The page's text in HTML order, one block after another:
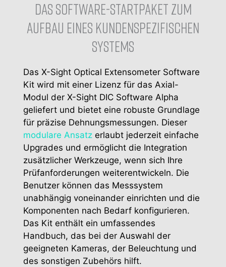
DAS SOFTWARE-STARTPAKET ZUM
AUFBAU EINES KUNDENSPEZIFISCHEN
SYSTEMS
Das X-Sight Optical Extensometer Software
Kit wird mit einer Lizenz für das Axial-
Modul der X-Sight DIC Software Alpha
geliefert und bietet eine robuste Grundlage
für präzise Dehnungsmessungen. Dieser
modulare Ansatz erlaubt jederzeit einfache
Upgrades und ermöglicht die Integration
zusätzlicher Werkzeuge, wenn sich Ihre
Prüfanforderungen weiterentwickeln. Die
Benutzer können das Messsystem
unabhängig voneinander einrichten und die
Komponenten nach Bedarf konfigurieren.
Das Kit enthält ein umfassendes
Handbuch, das bei der Auswahl der
geeigneten Kameras, der Beleuchtung und
des sonstigen Zubehörs hilft.